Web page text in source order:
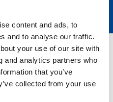
content and ads, to
and to analyse our traffic.
your use of our site with
and analytics partners who
that you’ve
collected from your use
wybrać Agito